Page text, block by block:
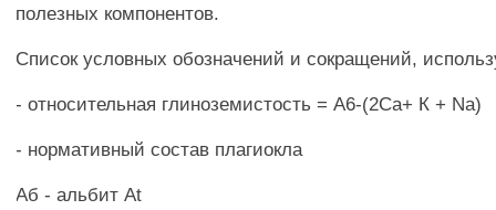
полезных компонентов.
Список условных обозначений и сокращений,
- относительная глиноземистость = А6-(2Са+ К + Na)
- нормативный состав плагиокла
Аб - альбит At